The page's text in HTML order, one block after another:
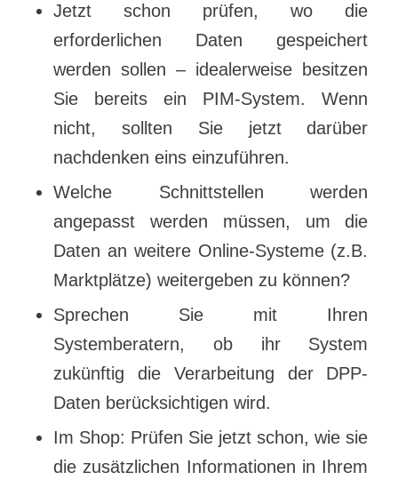
Jetzt schon prüfen, wo die
erforderlichen Daten gespeichert
werden sollen – idealerweise besitzen
Sie bereits ein PIM-System. Wenn
nicht, sollten Sie jetzt darüber
nachdenken eins einzuführen.
Welche Schnittstellen werden
angepasst werden müssen, um die
Daten an weitere Online-Systeme (z.B.
Marktplätze) weitergeben zu können?
Sprechen Sie mit Ihren
Systemberatern, ob ihr System
zukünftig die Verarbeitung der DPP-
Daten berücksichtigen wird.
Im Shop: Prüfen Sie jetzt schon, wie sie
die zusätzlichen Informationen in Ihrem